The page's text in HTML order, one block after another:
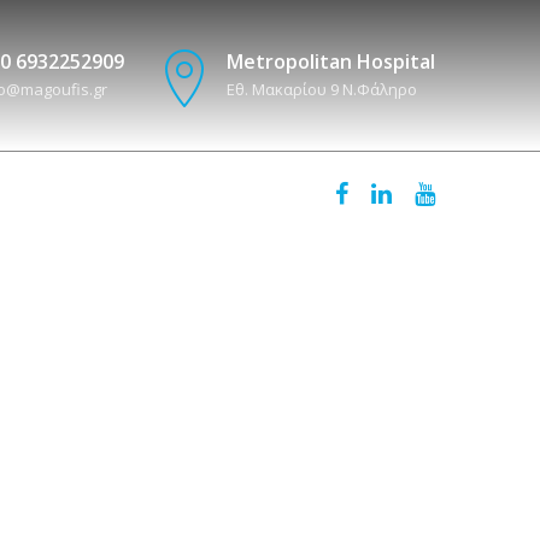
6932252909 Metropolitan Hospital
Εθ. Μακαρίου 9 N.Φάληρο